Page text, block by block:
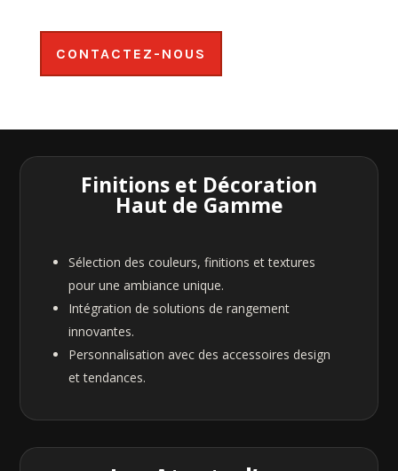
CONTACTEZ-NOUS
Finitions et Décoration
Haut de Gamme
Sélection des couleurs, finitions et textures
pour une ambiance unique.
Intégration de solutions de rangement
innovantes.
Personnalisation avec des accessoires design
et tendances.